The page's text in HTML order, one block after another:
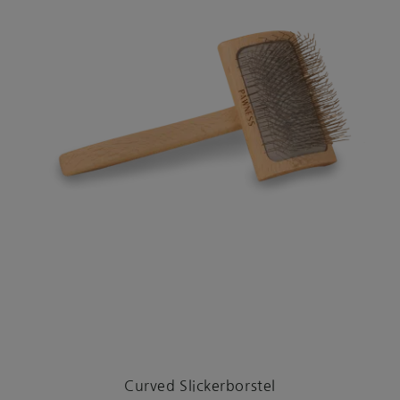
Curved Slickerborstel